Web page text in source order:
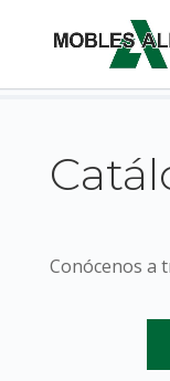
Conócenos a